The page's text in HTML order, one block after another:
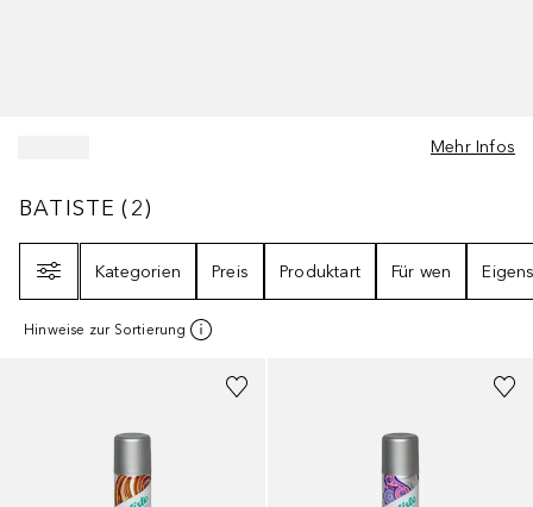
Mehr Infos
BATISTE2
BATISTE (2)
Kategorien
Preis Produktart Für wen
Hinweise zur Sortierung